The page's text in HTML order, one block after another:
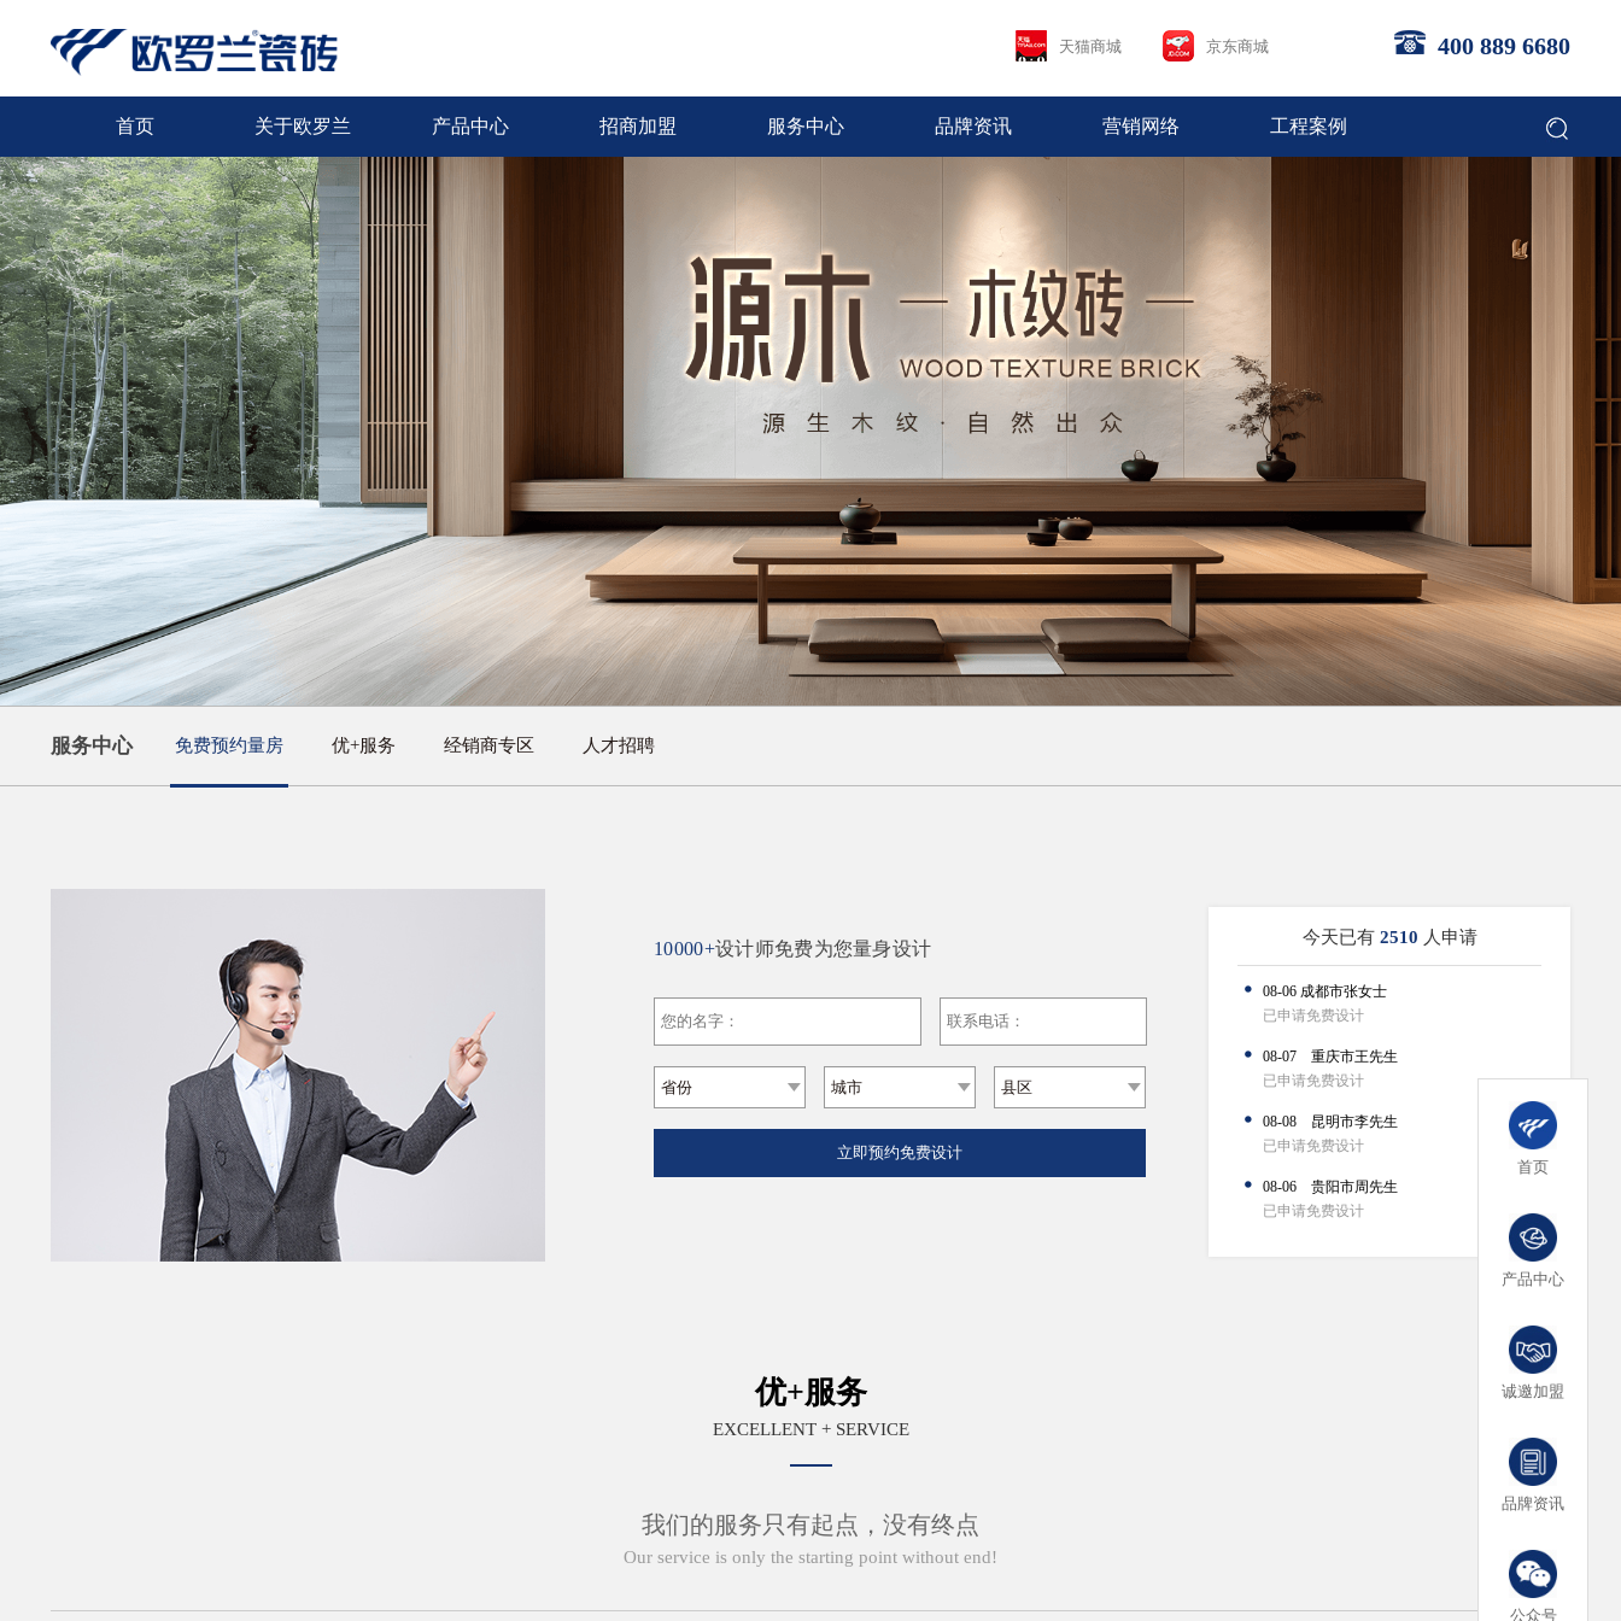
天猫商城 京东商城 400 889 6680
首页 关于欧罗兰 产品中心 招商加盟 服务中心 品牌资讯 营销网络 工程案例
品牌简介
Brand introduction
Message from the Chairman
Brand Culture
品牌荣誉
Brand Honors
Development path
联系我们
Contact us
最新推荐
Latest Recommended
All products
Bestsellers
加盟优势
Join advantage
Join policy
Steps to join
加盟申请
Join application
免费预约量房
Free booking capacity room
Excellent + service
Dealer area
人才招聘
Recruitment
品牌资讯
Industry News
全国网络
National Network
Store style
全国工程
Real estate projects
首页
产品中心
诚邀加盟
品牌资讯
公众号
服务中心 免费预约量房 优+服务 经销商专区 人才招聘
今天已有 2510 人申请
08-06 成都市张女士
已申请免费设计
08-07 重庆市王先生
已申请免费设计
08-08 昆明市李先生
已申请免费设计
08-06 贵阳市周先生
已申请免费设计
10000+设计师免费为您量身设计
优+服务
EXCELLENT + SERVICE
我们的服务只有起点，没有终点
Our service is only the starting point without end!